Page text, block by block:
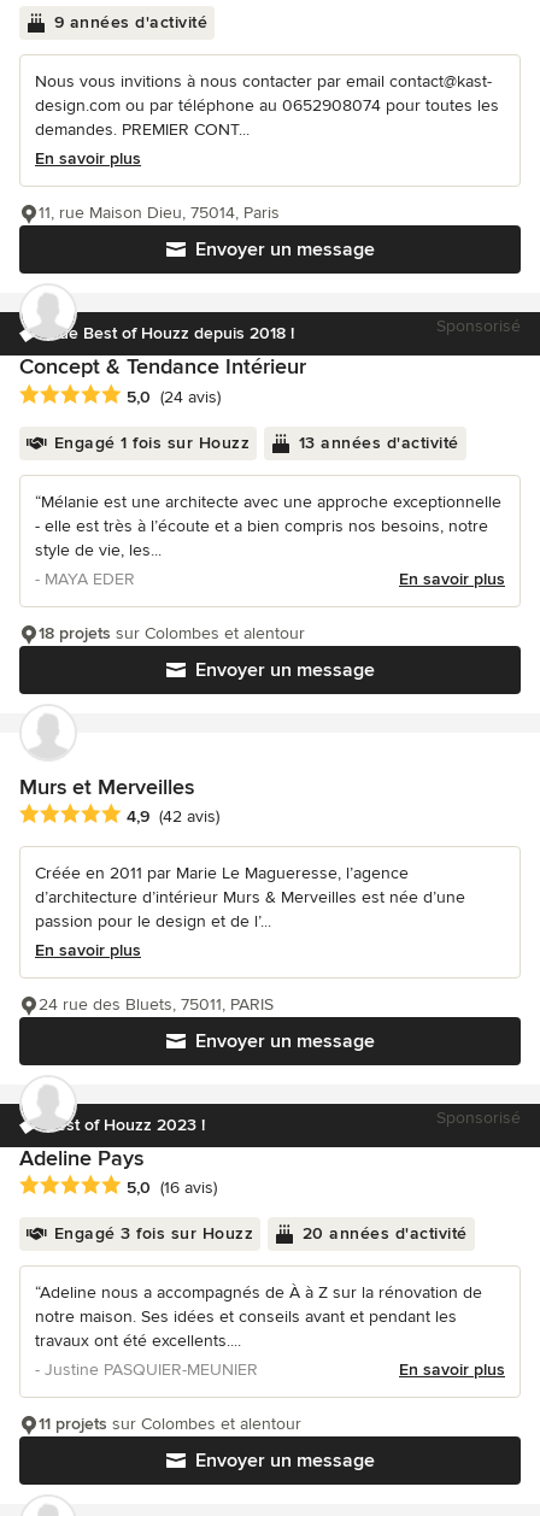
9 années d'activité
Nous vous invitions à nous contacter par email contact@kast-
design.com ou par téléphone au 0652908074 pour toutes les
demandes. PREMIER CONT...
En savoir plus
Envoyer un message
11, rue Maison Dieu, 75014, Paris
Élue Best of Houzz depuis 2018 ! Sponsorisé
Concept & Tendance Intérieur
Note moyenne : 5 étoiles sur 5
5,0 (24 avis)
Engagé 1 fois sur Houzz 13 années d'activité
“Mélanie est une architecte avec une approche exceptionnelle
- elle est très à l’écoute et a bien compris nos besoins, notre
style de vie, les...
- MAYA EDER
En savoir plus
Envoyer un message
18 projets sur Colombes et alentour
Murs et Merveilles
Note moyenne : 4.9 étoiles sur 5
4,9 (42 avis)
Créée en 2011 par Marie Le Magueresse, l’agence
d’architecture d’intérieur Murs & Merveilles est née d’une
passion pour le design et de l’...
En savoir plus
Envoyer un message
24 rue des Bluets, 75011, PARIS
Best of Houzz 2023 ! Sponsorisé
Adeline Pays
Note moyenne : 5 étoiles sur 5
5,0 (16 avis)
Engagé 3 fois sur Houzz 20 années d'activité
“Adeline nous a accompagnés de À à Z sur la rénovation de
notre maison. Ses idées et conseils avant et pendant les
travaux ont été excellents....
- Justine PASQUIER-MEUNIER
En savoir plus
Envoyer un message
11 projets sur Colombes et alentour